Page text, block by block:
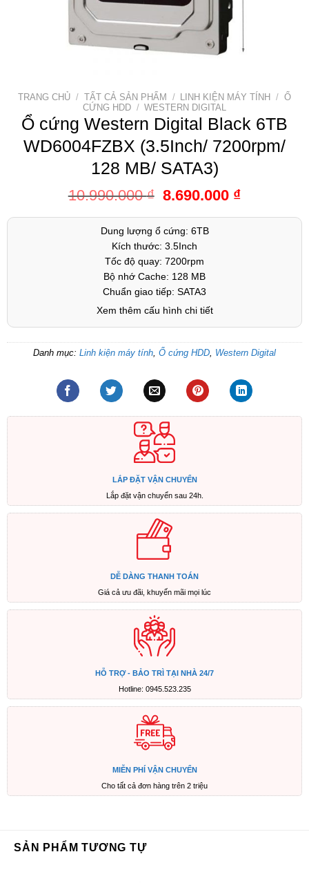
TRANG CHỦ / TẤT CẢ SẢN PHẨM / LINH KIỆN MÁY TÍNH / Ổ
CỨNG HDD / WESTERN DIGITAL
Ổ cứng Western Digital Black 6TB
WD6004FZBX (3.5Inch/ 7200rpm/
128 MB/ SATA3)
10.990.000₫ 8.690.000 ₫
Dung lượng ổ cứng: 6TB
Kích thước: 3.5Inch
Tốc độ quay: 7200rpm
Bộ nhớ Cache: 128 MB
Chuẩn giao tiếp: SATA3
Xem thêm cấu hình chi tiết
Danh mục: Linh kiện máy tính Ổ cứng HDD Western Digital
LẮP ĐẶT VẬN CHUYỂN
Lắp đặt vận chuyển sau 24h.
DỄ DÀNG THANH TOÁN
Giá cả ưu đãi, khuyến mãi mọi lúc
HỖ TRỢ - BẢO TRÌ TẠI NHÀ 24/7
Hotline: 0945.523.235
MIỄN PHÍ VẬN CHUYỂN
Cho tất cả đơn hàng trên 2 triệu
SẢN PHẨM TƯƠNG TỰ